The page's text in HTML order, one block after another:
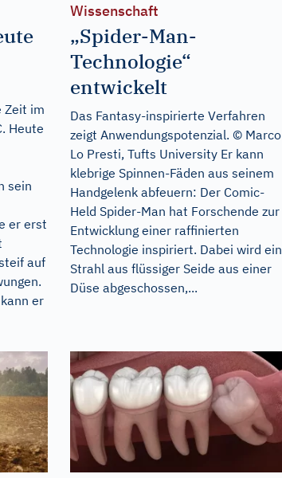
Zeit im
Heute
sein
er erst
auf
er
Wissenschaft
„Spider-Man-
Technologie“
entwickelt
Das Fantasy-inspirierte Verfahren
zeigt Anwendungspotenzial. © Marco
Lo Presti, Tufts University Er kann
klebrige Spinnen-Fäden aus seinem
Handgelenk abfeuern: Der Comic-
Held Spider-Man hat Forschende zur
Entwicklung einer raffinierten
Technologie inspiriert. Dabei wird ein
Strahl aus flüssiger Seide aus einer
Düse abgeschossen,...